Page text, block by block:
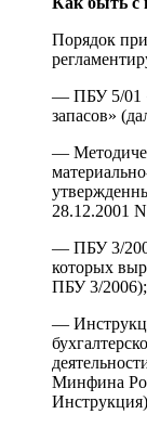
Порядок
— ПБУ 5/01
запасов»
—
28.12.2001
— ПБУ 3/
которых
ПБУ 3/2006);
—
Минфина